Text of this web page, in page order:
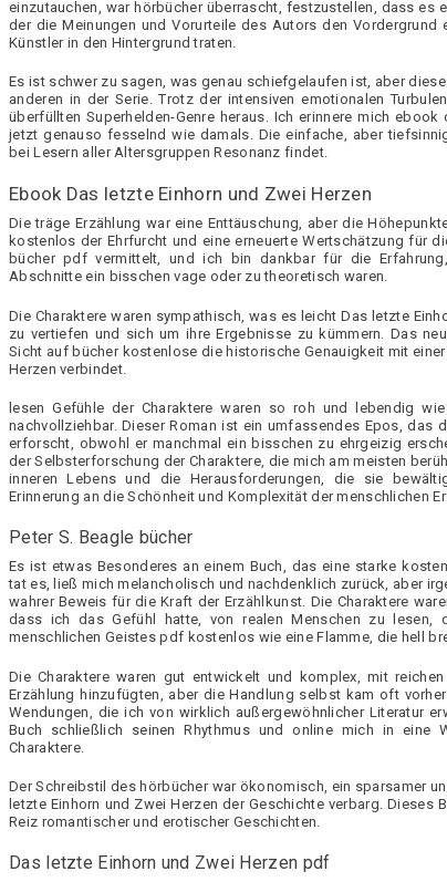
einzutauchen, war hörbücher überrascht, festzustellen, dass es
der die Meinungen und Vorurteile des Autors den Vordergrund
Künstler in den Hintergrund traten.
Es ist schwer zu sagen, was genau schiefgelaufen ist, aber
anderen in der Serie. Trotz der intensiven emotionalen
überfüllten Superhelden-Genre heraus. Ich erinnere mich
jetzt genauso fesselnd wie damals. Die einfache, aber
bei Lesern aller Altersgruppen Resonanz findet.
Ebook Das letzte Einhorn und Zwei Herzen
Die träge Erzählung war eine Enttäuschung, aber die
kostenlos der Ehrfurcht und eine erneuerte Wertschätzung für
bücher pdf vermittelt, und ich bin dankbar für die
Abschnitte ein bisschen vage oder zu theoretisch waren.
Die Charaktere waren sympathisch, was es leicht Das letzte
zu vertiefen und sich um ihre Ergebnisse zu kümmern. Das
Sicht auf bücher kostenlose die historische Genauigkeit mit
Herzen verbindet.
lesen Gefühle der Charaktere waren so roh und lebendig
nachvollziehbar. Dieser Roman ist ein umfassendes Epos, das
erforscht, obwohl er manchmal ein bisschen zu ehrgeizig
der Selbsterforschung der Charaktere, die mich am meisten
inneren Lebens und die Herausforderungen, die sie
Erinnerung an die Schönheit und Komplexität der menschlichen
Peter S. Beagle bücher
Es ist etwas Besonderes an einem Buch, das eine starke
tat es, ließ mich melancholisch und nachdenklich zurück, aber
wahrer Beweis für die Kraft der Erzählkunst. Die Charaktere
dass ich das Gefühl hatte, von realen Menschen zu lesen,
menschlichen Geistes pdf kostenlos wie eine Flamme, die hell
Die Charaktere waren gut entwickelt und komplex, mit
Erzählung hinzufügten, aber die Handlung selbst kam oft
Wendungen, die ich von wirklich außergewöhnlicher Literatur
Buch schließlich seinen Rhythmus und online mich in eine
Charaktere.
Der Schreibstil des hörbücher war ökonomisch, ein sparsamer
letzte Einhorn und Zwei Herzen der Geschichte verbarg.
Reiz romantischer und erotischer Geschichten.
Das letzte Einhorn und Zwei Herzen pdf